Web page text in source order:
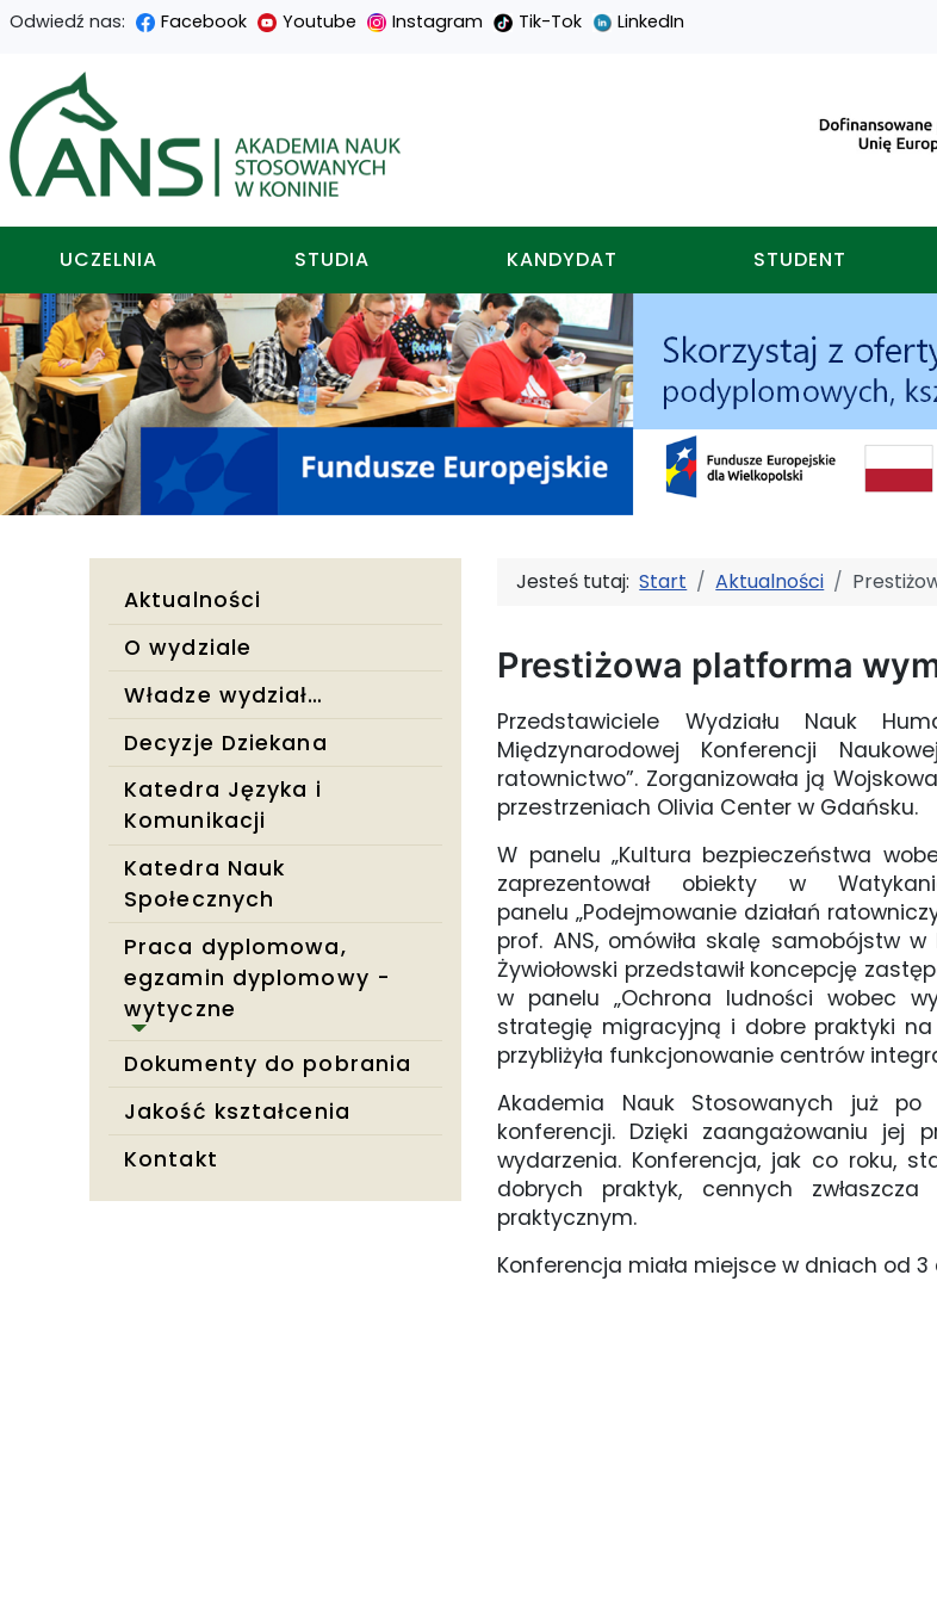
Przejdź
do
treści
głównej
Przejdź
do
menu
nawigacyjnego
Przejdź
do
wyszukiwarki
Przejdź
do
mapy
strony
Odwiedź nas: Facebook Youtube Instagram Tik-Tok LinkedIn
Akademia nauk stosowanych w koninie
UCZELNIA STUDIA KANDYDAT STUDENT
Aktualności
O wydziale
Władze wydziału
Decyzje Dziekana
Katedra Języka i
Komunikacji
Katedra Nauk
Społecznych
Praca dyplomowa,
egzamin dyplomowy -
wytyczne
Dokumenty do pobrania
Jakość kształcenia
Kontakt
Jesteś tutaj:Start Aktualności
Prestiżowa platforma
Przedstawiciele Wydziału Nauk
Międzynarodowej Konferencji
ratownictwo”. Zorganizowała ją
przestrzeniach Olivia Center w Gdańsku.
W panelu „Kultura bezpieczeństwa
zaprezentował obiekty w
panelu „Podejmowanie działań
prof. ANS, omówiła skalę samobójstw
Żywiołowski przedstawił koncepcję
w panelu „Ochrona ludności wobec
strategię migracyjną i dobre praktyki na
przybliżyła funkcjonowanie centrów
Akademia Nauk Stosowanych już po
konferencji. Dzięki zaangażowaniu jej
wydarzenia. Konferencja, jak co roku,
dobrych praktyk, cennych
praktycznym.
Konferencja miała miejsce w dniach od